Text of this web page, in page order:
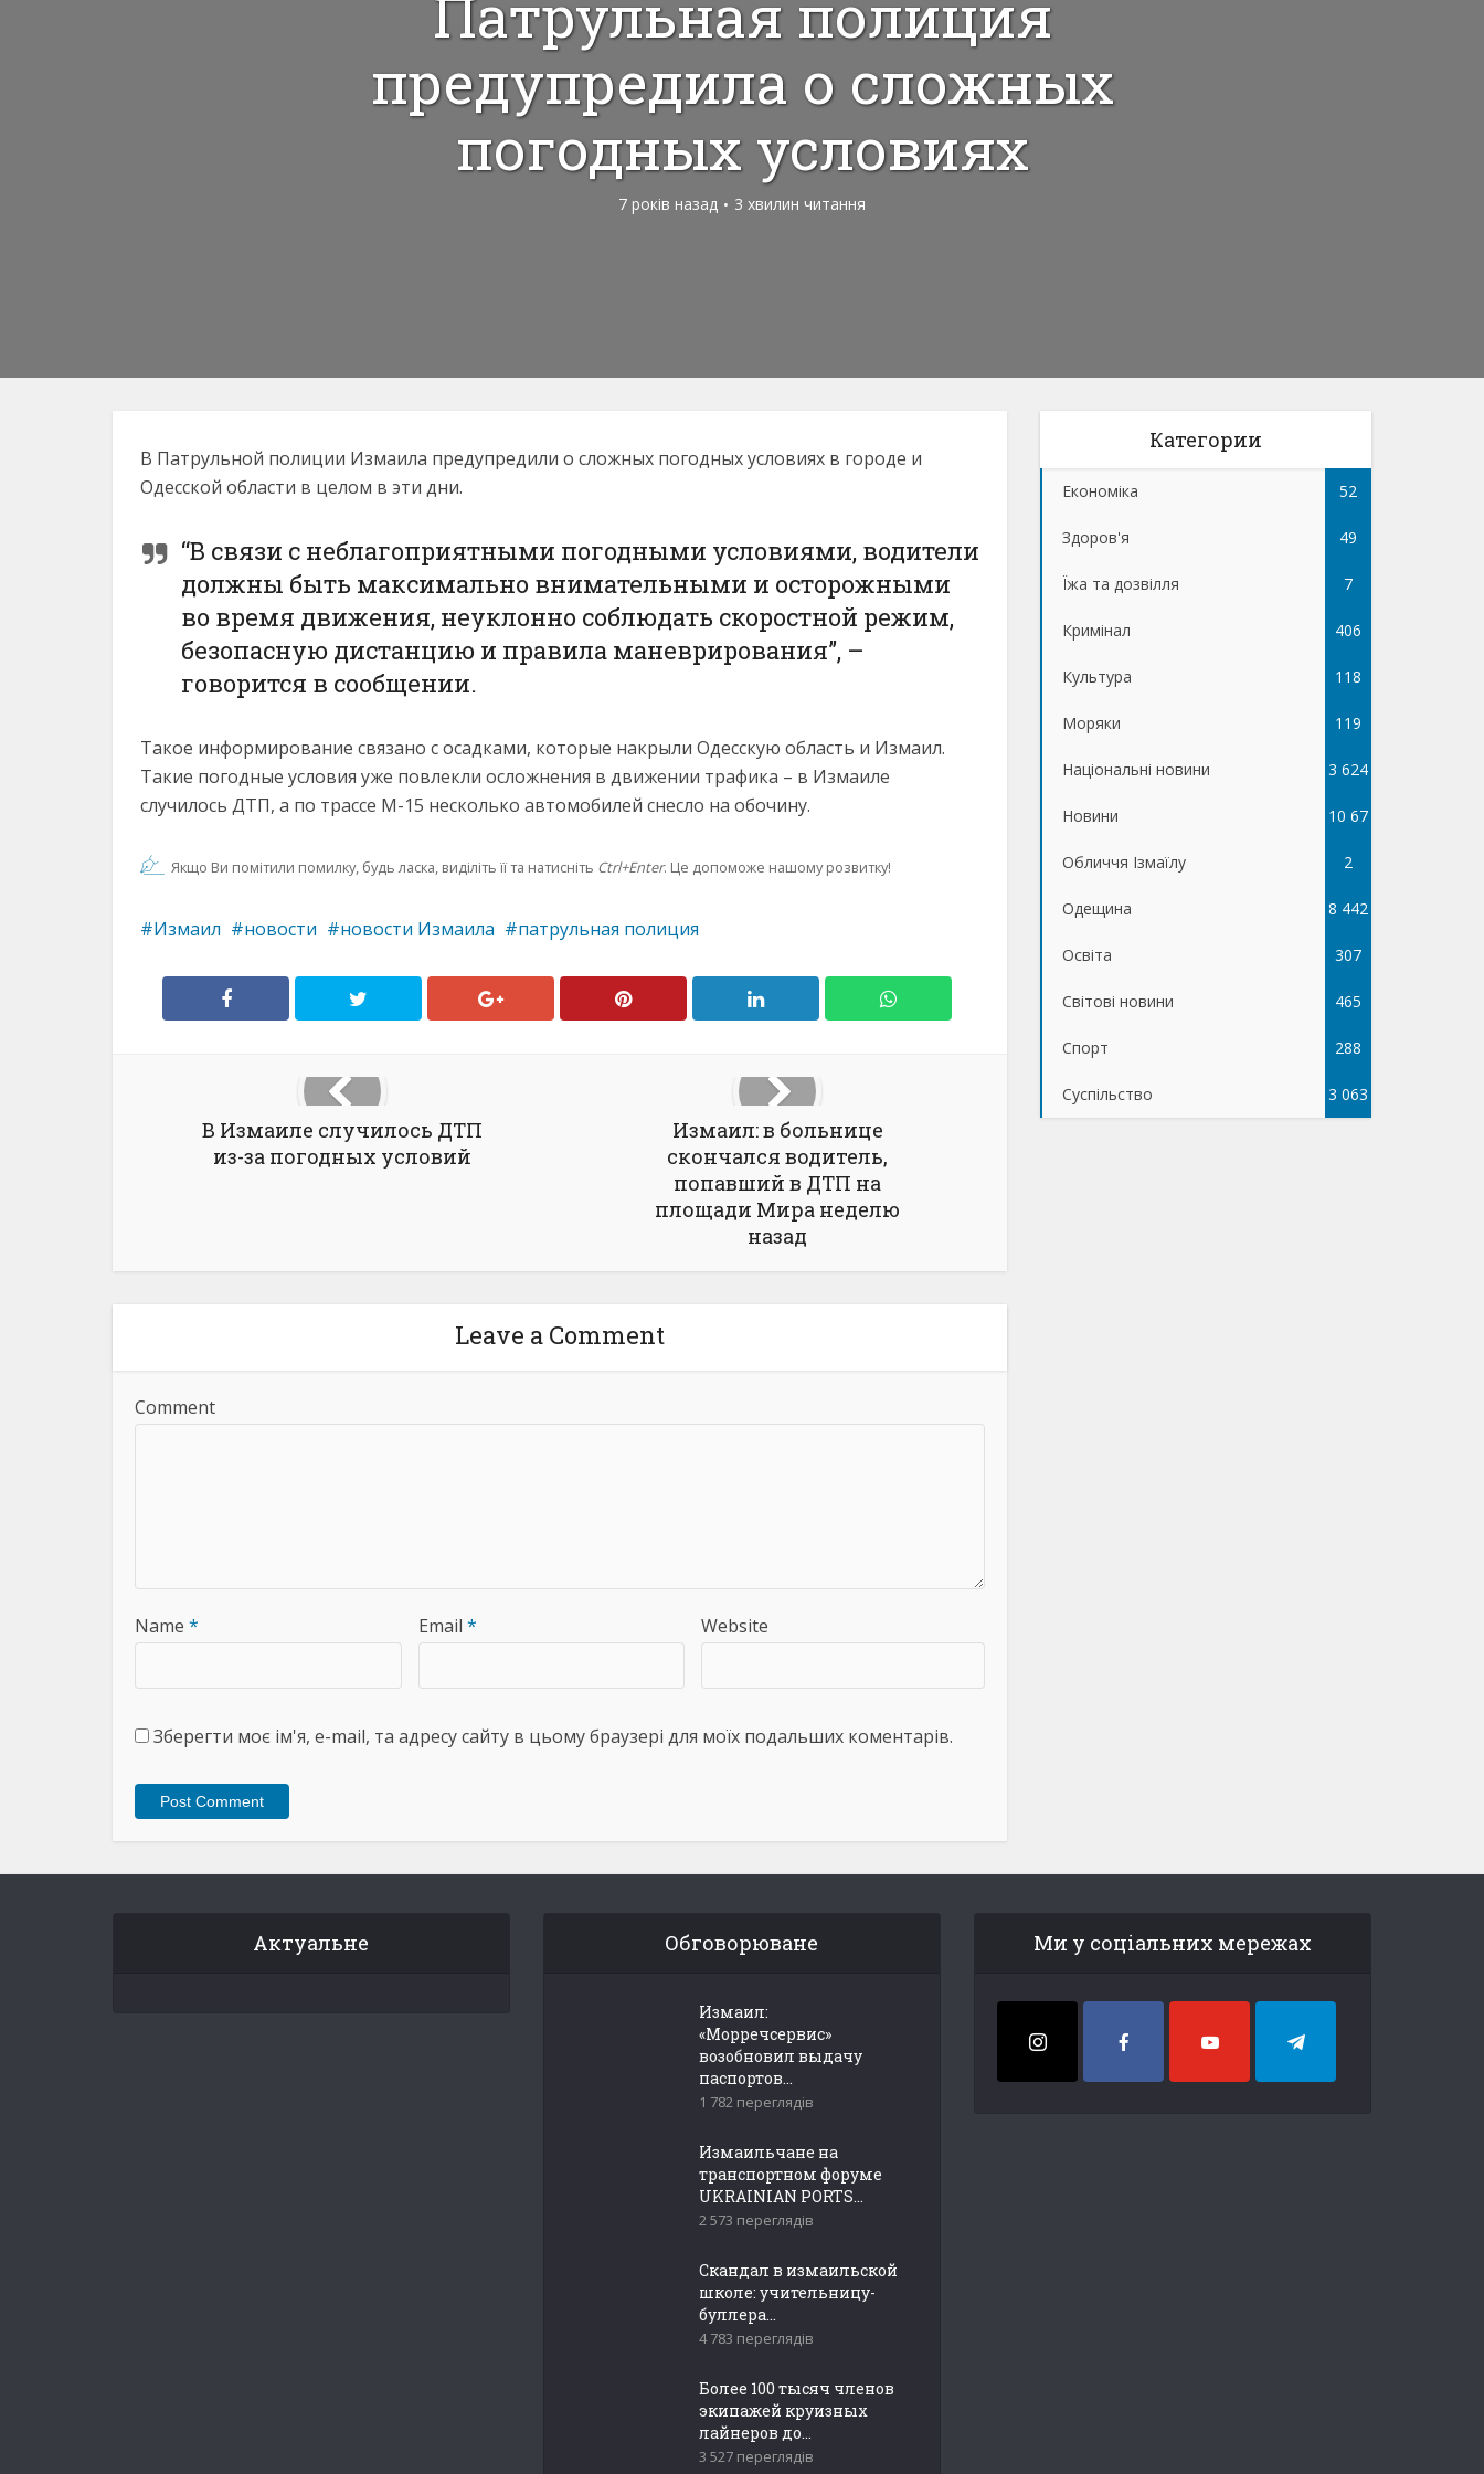
Патрульная полиция
предупредила о сложных
погодных условиях
7 років назад 3 хвилин читання
В Патрульной полиции Измаила предупредили о сложных погодных условиях в городе и
Одесской области в целом в эти дни.
“В связи с неблагоприятными погодными условиями, водители
должны быть максимально внимательными и осторожными
во время движения, неуклонно соблюдать скоростной режим,
безопасную дистанцию и правила маневрирования”, –
говорится в сообщении.
Такое информирование связано с осадками, которые накрыли Одесскую область и Измаил.
Такие погодные условия уже повлекли осложнения в движении трафика – в Измаиле
случилось ДТП, а по трассе М-15 несколько автомобилей снесло на обочину.
Якщо Ви помітили помилку, будь ласка, виділіть її та натисніть Ctrl+Enter. Це допоможе нашому розвитку!
Измаил новости новости Измаила патрульная полиция
В Измаиле случилось ДТП
из-за погодных условий
Измаил: в больнице
скончался водитель,
попавший в ДТП на
площади Мира неделю
назад
Leave a Comment
Comment
Name * Email * Website
Зберегти моє ім'я, e-mail, та адресу сайту в цьому браузері для моїх подальших коментарів.
Категории
Економіка 52
Здоров'я 49
Їжа та дозвілля 7
Кримінал 406
Культура 118
Моряки 119
Національні новини 3 624
Новини 10 67
5
Обличчя Ізмаїлу 2
Одещина 8 442
Освіта 307
Світові новини 465
Спорт 288
Суспільство 3 063
Актуальне Обговорюване
Измаил:
«Морречсервис»
возобновил выдачу
паспортов...
1 782 переглядів
Измаильчане на
транспортном форуме
UKRAINIAN PORTS...
2 573 переглядів
Скандал в измаильской
школе: учительницу-
буллера...
4 783 переглядів
Более 100 тысяч членов
экипажей круизных
лайнеров до...
3 527 переглядів
Ми у соціальних мережах